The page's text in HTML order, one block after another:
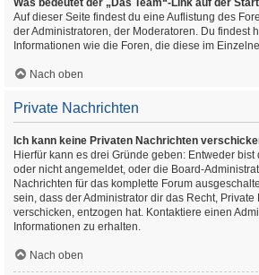
Was bedeutet der „Das Team“-Link auf der
Auf dieser Seite findest du eine Auflistung des
der Administratoren, der Moderatoren. Du findest
Informationen wie die Foren, die diese im
Nach oben
Private Nachrichten
Ich kann keine Privaten Nachrichten
Hierfür kann es drei Gründe geben: Entweder bist
oder nicht angemeldet, oder die Board-
Nachrichten für das komplette Forum
sein, dass der Administrator dir das Recht, Private
verschicken, entzogen hat. Kontaktiere einen
Informationen zu erhalten.
Nach oben